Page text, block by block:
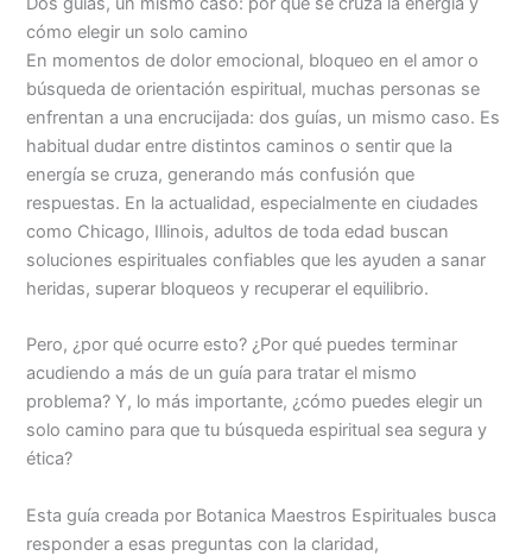
cómo elegir un solo camino
En momentos de dolor emocional, bloqueo en el amor o
búsqueda de orientación espiritual, muchas personas se
enfrentan a una encrucijada: dos guías, un mismo caso. Es
habitual dudar entre distintos caminos o sentir que la
energía se cruza, generando más confusión que
respuestas. En la actualidad, especialmente en ciudades
como Chicago, Illinois, adultos de toda edad buscan
soluciones espirituales confiables que les ayuden a sanar
heridas, superar bloqueos y recuperar el equilibrio.
Pero, ¿por qué ocurre esto? ¿Por qué puedes terminar
acudiendo a más de un guía para tratar el mismo
problema? Y, lo más importante, ¿cómo puedes elegir un
solo camino para que tu búsqueda espiritual sea segura y
ética?
Esta guía creada por Botanica Maestros Espirituales busca
responder a esas preguntas con la claridad,